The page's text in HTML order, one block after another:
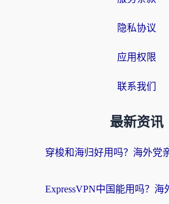
隐私协议
应用权限
联系我们
最新资讯